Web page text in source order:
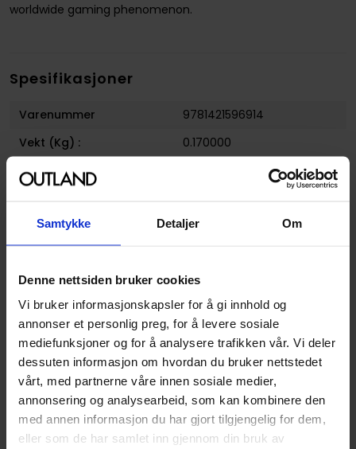
Samtykke Detaljer Om
Denne nettsiden bruker cookies
Vi bruker informasjonskapsler for å gi innhold og
annonser et personlig preg, for å levere sosiale
mediefunksjoner og for å analysere trafikken vår. Vi deler
dessuten informasjon om hvordan du bruker nettstedet
vårt, med partnerne våre innen sosiale medier,
annonsering og analysearbeid, som kan kombinere den
med annen informasjon du har gjort tilgjengelig for dem,
eller som de har samlet inn gjennom din bruk av
worldwide gaming phenomenon.
Spesifikasjoner
Varenummer
9781421596914
Vekt (Kg) :
0.170000
Opprinnelsesland :
Serie
Yo-kai Watch
Sjanger
Action og Eventyr
ogOvernaturlig
Antall Sider
192
Utgiver
Viz Media
Lanseringsdato
(dd.mm.yyyy)
07.02.2018
Volum